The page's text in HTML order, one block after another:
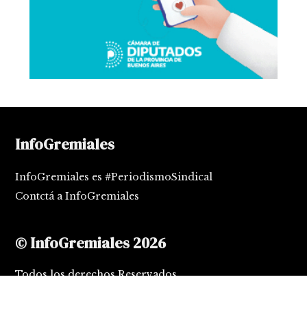
InfoGremiales
InfoGremiales es #PeriodismoSindical
Contctá a InfoGremiales
© InfoGremiales 2026
Todos los derechos Reservados